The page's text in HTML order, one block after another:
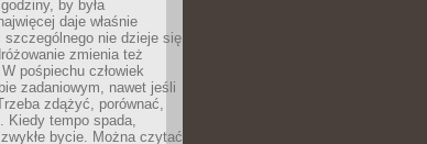
by była
daje właśnie
nie dzieje się
zmienia też
pośpiechu człowiek
zadaniowym, nawet jeśli
zdążyć, porównać,
Kiedy tempo spada,
bycie. Można czytać